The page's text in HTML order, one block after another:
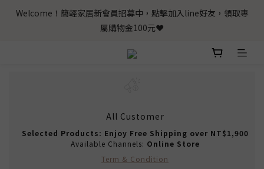
Welcome！簡輕家居新會員招募中，點擊加入line好友，領取專
屬購物金100元❤️
All Customer
Selected Products: Enjoy Free Shipping over NT$1,900
Available Channels: Online Store
Term & Condition